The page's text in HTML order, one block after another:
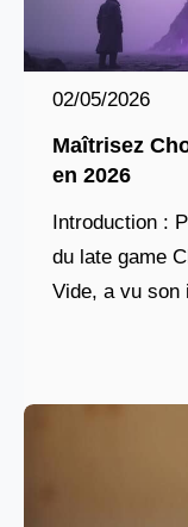
02/05/2026
Maîtrisez
en 2026
Introduction :
du late game
Vide, a vu son